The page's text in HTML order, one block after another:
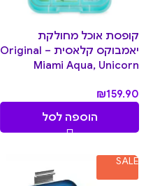
קופסת אוכל מחולקת
יאמבוקס קלאסית Original –
Miami Aqua, Unicorn
₪159.90
הוספה לסל
SALE